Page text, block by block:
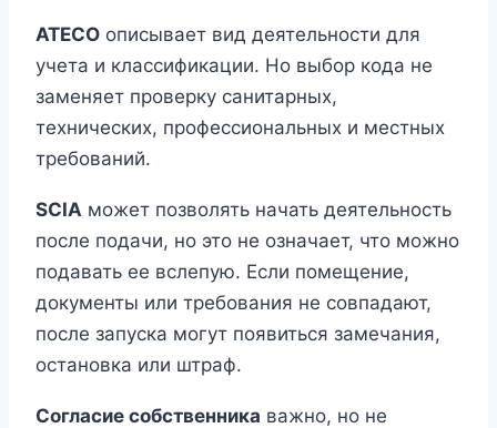
ATECO описывает вид деятельности для
учета и классификации. Но выбор кода не
заменяет проверку санитарных,
технических, профессиональных и местных
требований.
SCIA может позволять начать деятельность
после подачи, но это не означает, что можно
подавать ее вслепую. Если помещение,
документы или требования не совпадают,
после запуска могут появиться замечания,
остановка или штраф.
Согласие собственника важно, но не